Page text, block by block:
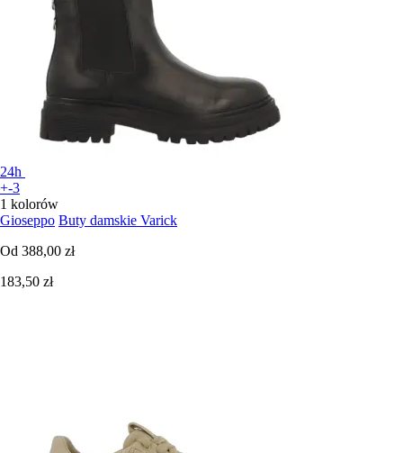
24h
+-3
1 kolorów
Gioseppo Buty damskie Varick
Od 388,00 zł
183,50 zł